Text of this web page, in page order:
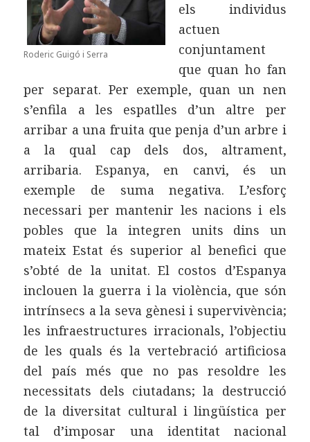
Roderic Guigó i Serra
els individus
actuen
conjuntament
que quan ho fan
per separat. Per exemple, quan un nen
s’enfila a les espatlles d’un altre per
arribar a una fruita que penja d’un arbre i
a la qual cap dels dos, altrament,
arribaria. Espanya, en canvi, és un
exemple de suma negativa. L’esforç
necessari per mantenir les nacions i els
pobles que la integren units dins un
mateix Estat és superior al benefici que
s’obté de la unitat. El costos d’Espanya
inclouen la guerra i la violència, que són
intrínsecs a la seva gènesi i supervivència;
les infraestructures irracionals, l’objectiu
de les quals és la vertebració artificiosa
del país més que no pas resoldre les
necessitats dels ciutadans; la destrucció
de la diversitat cultural i lingüística per
tal d’imposar una identitat nacional